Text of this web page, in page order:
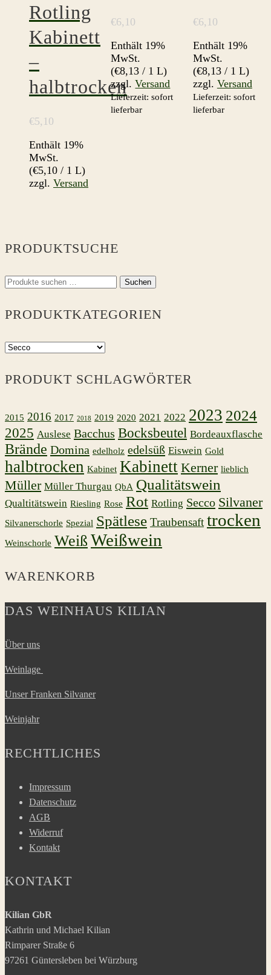
Rotling
Kabinett
–
halbtrocken
€5,10
Enthält 19%
MwSt.
(€5,10 / 1 L)
zzgl. Versand
€6,10
Enthält 19%
MwSt.
(€8,13 / 1 L)
zzgl.Versand
Lieferzeit: sofort
lieferbar
€6,10
Enthält 19%
MwSt.
(€8,13/ 1 L)
zzgl. Versand
Lieferzeit: sofort
lieferbar
PRODUKTSUCHE
Suchen
Suchen
PRODUKTKATEGORIEN
PRODUKT SCHLAGWÖRTER
2015 2016 2017 2018 2019 2020 2021 2022 2023 2024
2025 Auslese Bacchus Bocksbeutel Bordeauxflasche
Brände Domina edelholz edelsüß Eiswein Gold
halbtrocken Kabinet Kabinett Kerner lieblich
Müller Müller Thurgau QbA Qualitätswein
Qualtitätswein Riesling Rose Rot Rotling Secco Silvaner
Silvanerschorle Spezial Spätlese Traubensaft trocken
Weinschorle Weiß Weißwein
WARENKORB
DAS WEINHAUS KILIAN
Über uns
Weinlage
Unser Franken Silvaner
Weinjahr
RECHTLICHES
Impressum
Datenschutz
AGB
Widerruf
Kontakt
KONTAKT
Kilian GbR
Kathrin und Michael Kilian
Rimparer Straße 6
97261 Güntersleben bei Würzburg